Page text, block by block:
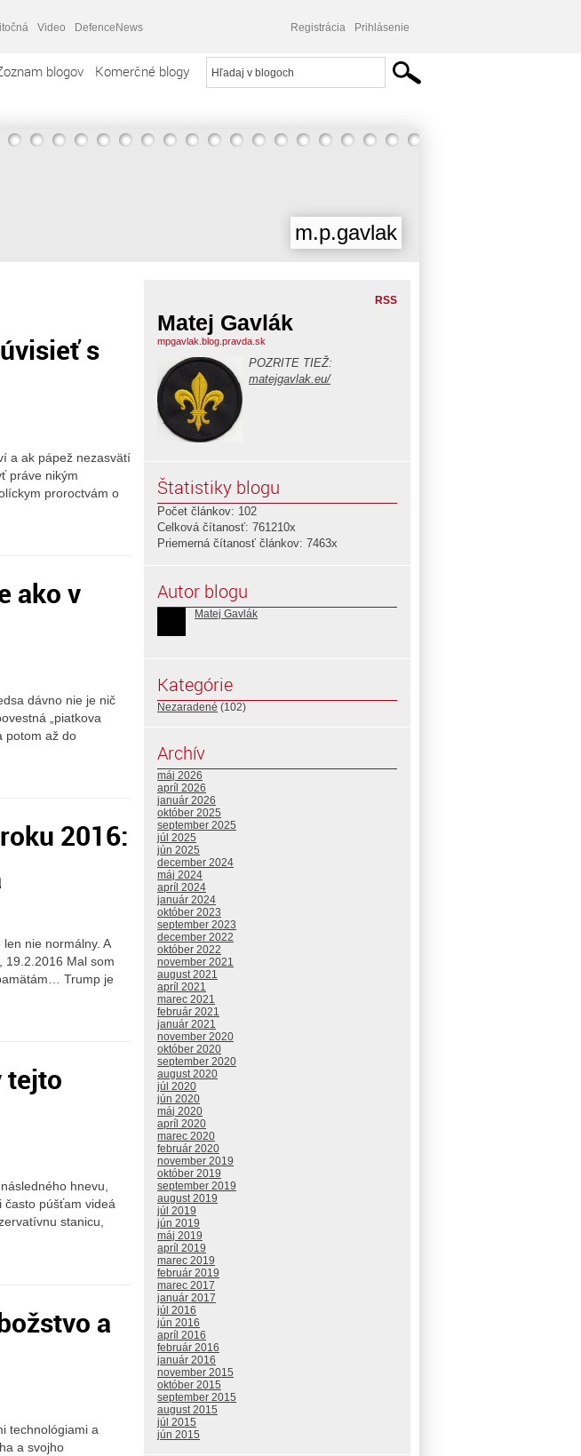
Video DefenceNews Registrácia Prihlásenie
blogov Komerčné blogy
m.p.gavlak
s
a ak pápež nezasvätí
práve nikým
proroctvám o
ako v
dávno nie je nič
„piatkova
potom až do
2016:
nie normálny. A
19.2.2016 Mal som
Trump je
tejto
hnevu,
často púšťam videá
stanicu,
a
technológiami a
a svojho
RSS
Matej Gavlák
mpgavlak.blog.pravda.sk
POZRITE TIEŽ:
matejgavlak.eu/
Štatistiky blogu
Počet článkov: 102
Celková čítanosť: 761210x
Priemerná čítanosť článkov: 7463x
Autor blogu
Matej Gavlák
Kategórie
Nezaradené (102)
Archív
máj 2026
apríl 2026
január 2026
október 2025
september 2025
júl 2025
jún 2025
december 2024
máj 2024
apríl 2024
január 2024
október 2023
september 2023
december 2022
október 2022
november 2021
august 2021
apríl 2021
marec 2021
február 2021
január 2021
november 2020
október 2020
september 2020
august 2020
júl 2020
jún 2020
máj 2020
apríl 2020
marec 2020
február 2020
november 2019
október 2019
september 2019
august 2019
júl 2019
jún 2019
máj 2019
apríl 2019
marec 2019
február 2019
marec 2017
január 2017
júl 2016
jún 2016
apríl 2016
február 2016
január 2016
november 2015
október 2015
september 2015
august 2015
júl 2015
jún 2015